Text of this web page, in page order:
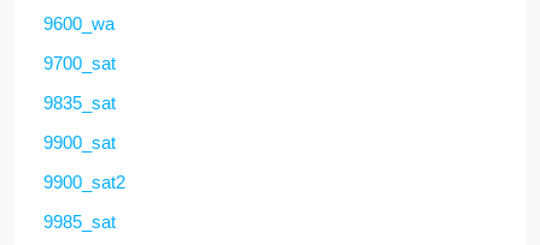
9600_wa
9700_sat
9835_sat
9900_sat
9900_sat2
9985_sat